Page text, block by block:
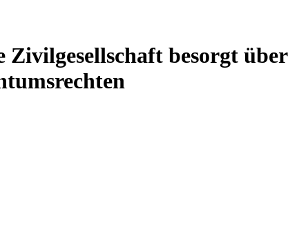
besorgt über